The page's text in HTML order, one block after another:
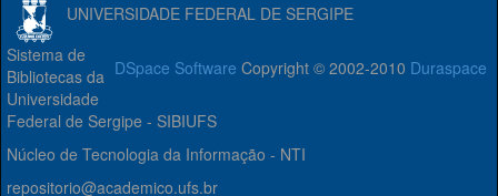
UNIVERSIDADE FEDERAL DE SERGIPE
DSpace Software Copyright © 2002-2010 Duraspace
Sistema de
Bibliotecas da
Universidade
Federal de Sergipe - SIBIUFS
Núcleo de Tecnologia da Informação - NTI
repositorio@academico.ufs.br